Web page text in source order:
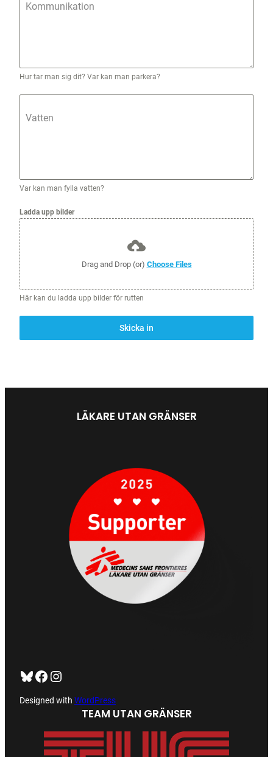
Kommunikation
Hur tar man sig dit? Var kan man parkera?
Vatten
Var kan man fylla vatten?
Ladda upp bilder
Drag and Drop (or) Choose Files
Här kan du ladda upp bilder för rutten
Skicka in
LÄKARE UTAN GRÄNSER
Bluesky Facebook https://www.instagram.com/tug_ck/
Designed with WordPress
TEAM UTAN GRÄNSER